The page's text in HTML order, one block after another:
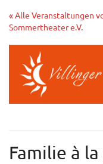
Zum
Haupt-
springen
« Alle Veranstaltungen
Sommertheater e.V.
Familie à